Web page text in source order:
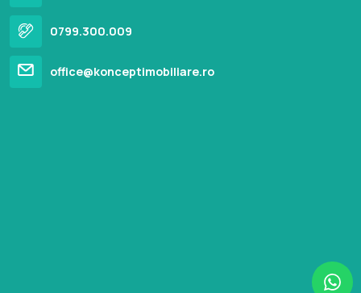
0799.300.009
office@konceptimobiliare.ro